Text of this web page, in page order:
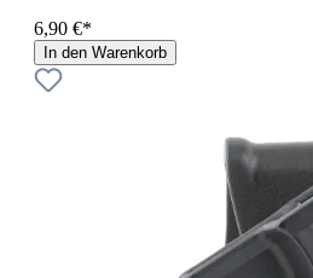
6,90 €*
In den Warenkorb